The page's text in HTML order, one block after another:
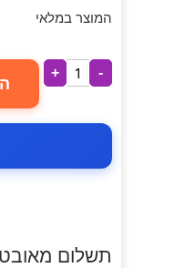
המוצר במלאי
-
+
תשלום